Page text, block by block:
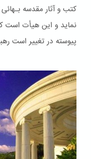
کتب و آثار مقدسه
نماید و این هیأت است
پیوسته در تغییر است